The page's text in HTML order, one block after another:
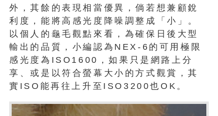
外，其餘的表現相當優異，倘若想兼顧銳
利度，能將高感光度降噪調整成「小」。
以個人的龜毛觀點來看，為確保日後大型
輸出的品質，小編認為NEX-6的可用極限
感光度為ISO1600，如果只是網路上分
享、或是以符合螢幕大小的方式觀賞，其
實ISO能再往上升至ISO3200也OK。